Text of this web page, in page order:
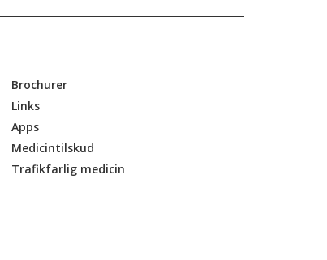
Brochurer
Links
Apps
Medicintilskud
Trafikfarlig medicin